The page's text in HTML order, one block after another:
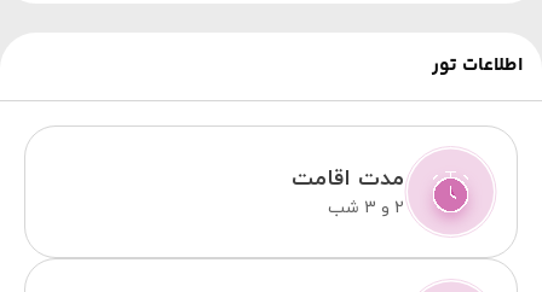
اطلاعات تور
مدت اقامت
2 و 3 شب